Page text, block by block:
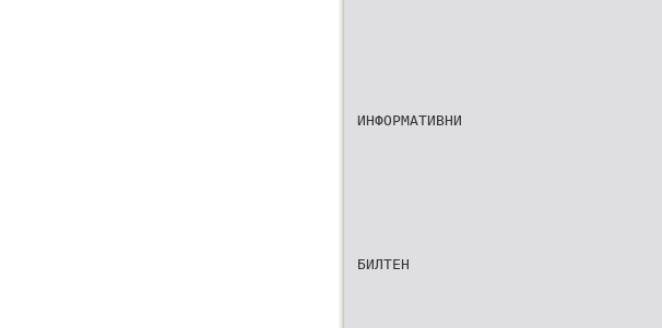
ИНФОРМАТИВНИ
БИЛТЕН